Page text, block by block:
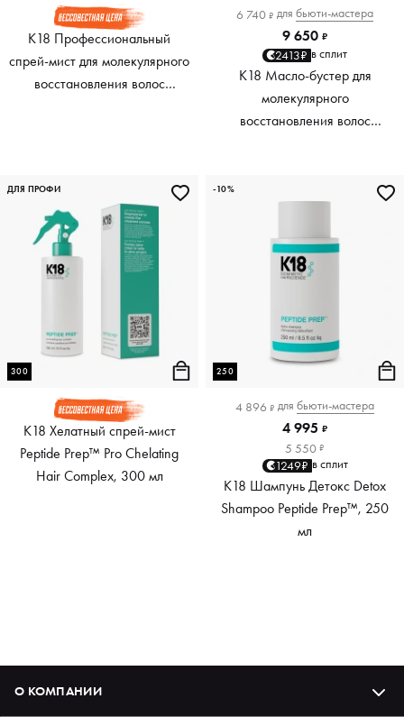
K18 Профессиональный
спрей-мист для молекулярного
восстановления волос
6 740 ₽ для бьюти-мастера
9 650 ₽
2413₽ в сплит
K18 Масло-бустер для
молекулярного
восстановления волос
300
K18 Хелатный спрей-мист
Peptide Prep™ Pro Chelating
Hair Complex, 300 мл
ДЛЯ ПРОФИ
250
4 896 ₽ для бьюти-мастера
4 995 ₽
5 550 ₽
1249₽ в сплит
K18 Шампунь Детокс Detox
Shampoo Peptide Prep™, 250
мл
-10%
О КОМПАНИИ